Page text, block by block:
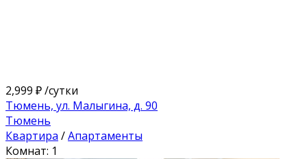
2,999 ₽/сутки
Тюмень, ул. Малыгина, д. 90
Тюмень
Квартира /Апартаменты
Комнат: 1